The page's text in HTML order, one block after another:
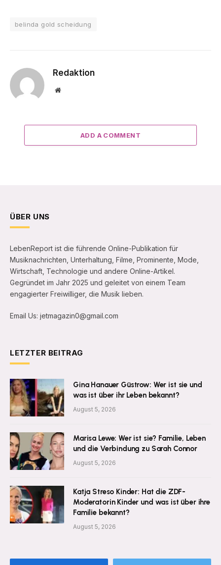
belinda gold scheidung
Redaktion
Website
ADD A COMMENT
ÜBER UNS
LebenReport ist die führende Online-Publikation für
Musiknachrichten, Unterhaltung, Filme, Prominente, Mode,
Wirtschaft, Technologie und andere Online-Artikel.
Gegründet im Jahr 2025 und geleitet von einem Team
engagierter Freiwilliger, die Musik lieben.
Email Us: jetmagazin0@gmail.com
LETZTER BEITRAG
Gina Hanauer Güstrow: Wer ist sie und
was ist über ihr Leben bekannt?
August 5, 2026
Marisa Lewe: Wer ist sie? Familie, Leben
und die Verbindung zu Sarah Connor
August 5, 2026
Katja Streso Kinder: Hat die ZDF-
Moderatorin Kinder und was ist über ihre
Familie bekannt?
August 5, 2026